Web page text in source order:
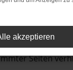
Seiten
akzeptieren